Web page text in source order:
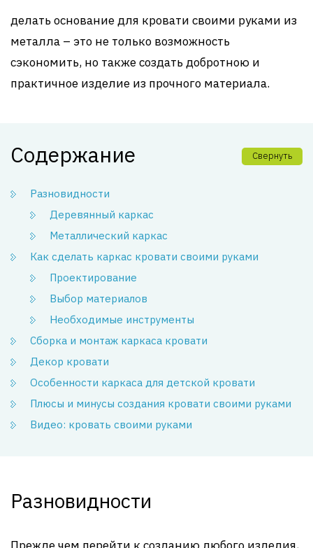
делать основание для кровати своими руками из
металла – это не только возможность
сэкономить, но также создать добротною и
практичное изделие из прочного материала.
Содержание Свернуть
Разновидности
Деревянный каркас
Металлический каркас
Как сделать каркас кровати своими руками
Проектирование
Выбор материалов
Необходимые инструменты
Сборка и монтаж каркаса кровати
Декор кровати
Особенности каркаса для детской кровати
Плюсы и минусы создания кровати своими руками
Видео: кровать своими руками
Разновидности